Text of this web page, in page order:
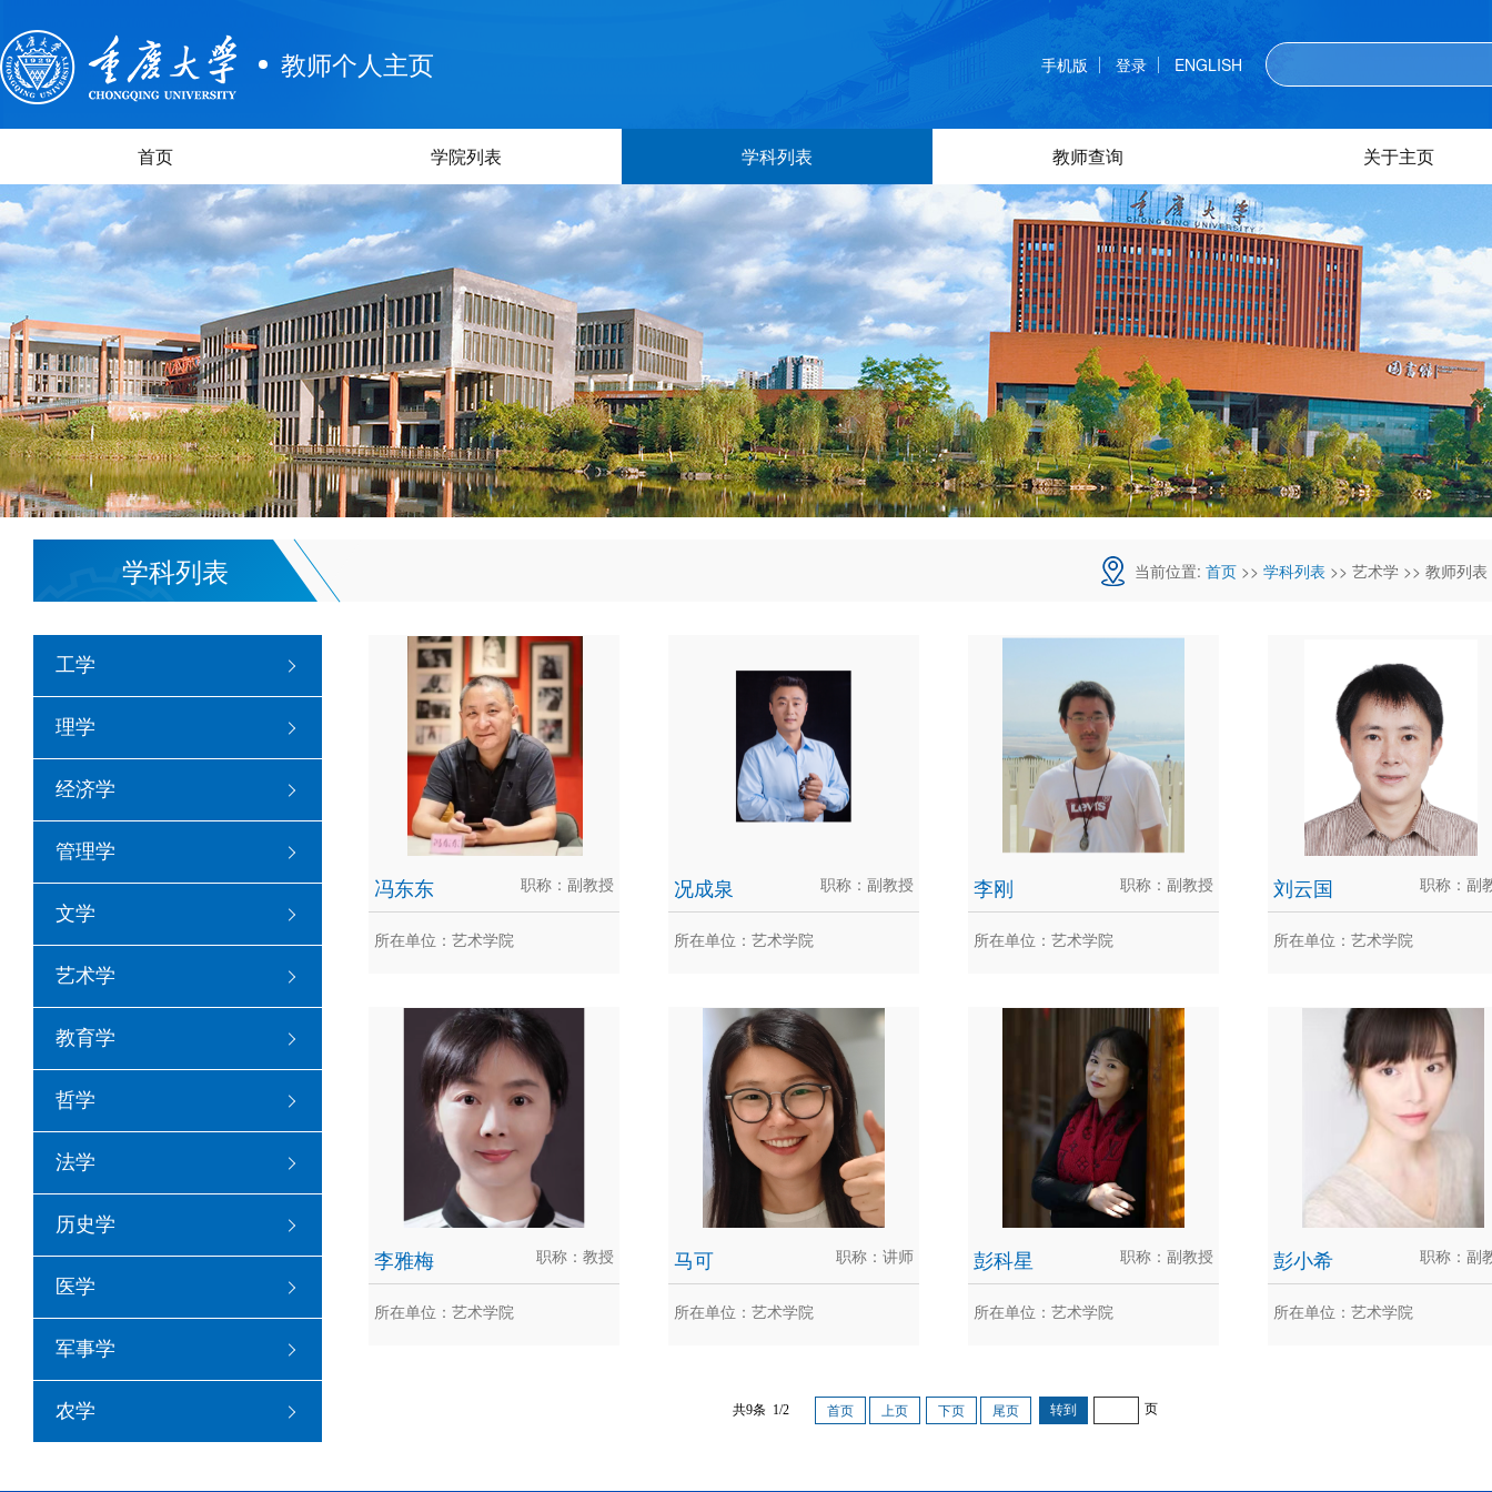
教师个人主页 手机版 登录 ENGLISH
首页 学院列表 学科列表 教师查询 关于主页
学科列表 当前位置: 首页 >> 学科列表 >> 艺术学 >> 教师列表
工学
理学
经济学
管理学
文学
艺术学
教育学
哲学
法学
历史学
医学
军事学
农学
冯东东 职称：副教授
所在单位：艺术学院
[1]2010年11月作品《律动之春》获
中国美协举办的第二届中国画线描艺
况成泉 职称：副教授
所在单位：艺术学院
重庆大学艺术学院视觉传达设计系副
教授，硕士研究生导师，艺术学院设
李刚 职称：副教授
所在单位：艺术学院
李刚，硕士毕业于韩国 DongSeo 大
学 IT & 数字艺术研究...
刘云国 职称：副
所在单位：艺术学院
李雅梅 职称：教授
所在单位：艺术学院
马可 职称：讲师
所在单位：艺术学院
彭科星 职称：副教授
所在单位：艺术学院
彭小希 职称：副
所在单位：艺术学院
共9条 1/2 首页 上页 下页 尾页 页